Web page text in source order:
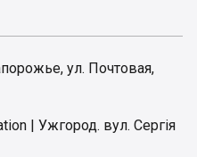
ул. Почтовая,
| Ужгород. вул. Сергія